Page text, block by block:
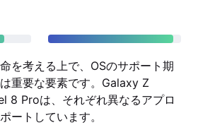
を考える上で、OSのサポート期
重要な要素です。Galaxy Z
8 Proは、それぞれ異なるアプロ
ートしています。